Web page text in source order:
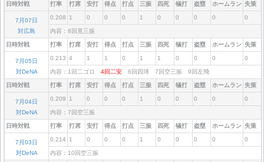
日時対戦 打率 打席 安打 得点 打点 三振 四死 犠打 盗塁 ホームラン 失策
7月07日
対広島
0.208 1 0 0 0 1 0 0 0 0 0
内容：8回見三振
日時対戦 打率 打席 安打 得点 打点 三振 四死 犠打 盗塁 ホームラン 失策
7月05日
対DeNA
0.213 4 1 1 0 1 1 0 0 0 0
内容：1回二ゴロ 4回二安 6回四球 7回空三振 9回左飛
日時対戦 打率 打席 安打 得点 打点 三振 四死 犠打 盗塁 ホームラン 失策
7月04日
対DeNA
0.209 1 0 0 0 1 0 0 0 0 0
内容：7回空三振
日時対戦 打率 打席 安打 得点 打点 三振 四死 犠打 盗塁 ホームラン 失策
7月03日
対DeNA
0.214 1 0 0 0 1 0 0 0 0 0
内容：10回空三振